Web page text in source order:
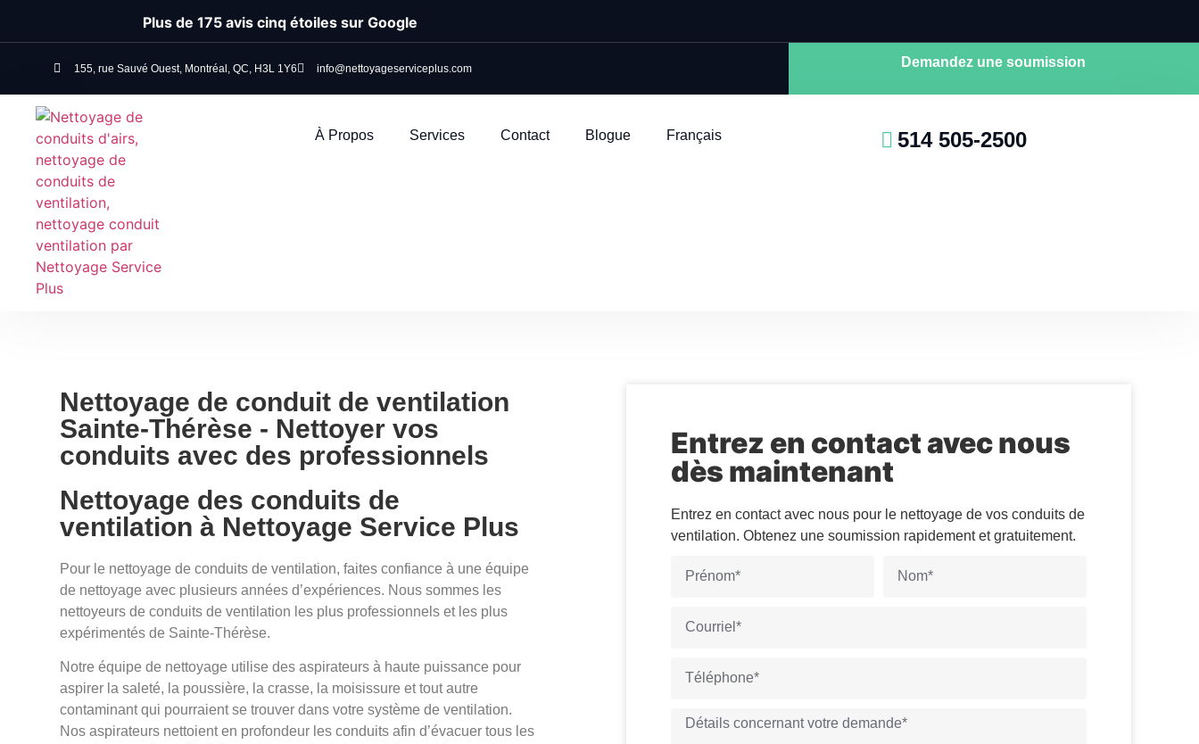
Plus de 175 avis cinq étoiles sur Google
155, rue Sauvé Ouest, Montréal, QC, H3L 1Y6 info@nettoyageserviceplus.com Demandez une soumission
À Propos Services Contact Blogue Français 514 505-2500
Nettoyage de conduit de ventilation
Sainte-Thérèse - Nettoyer vos
conduits avec des professionnels
Nettoyage des conduits de
ventilation à Nettoyage Service Plus
Pour le nettoyage de conduits de ventilation, faites confiance à une équipe
de nettoyage avec plusieurs années d’expériences. Nous sommes les
nettoyeurs de conduits de ventilation les plus professionnels et les plus
expérimentés de Sainte-Thérèse.
Notre équipe de nettoyage utilise des aspirateurs à haute puissance pour
aspirer la saleté, la poussière, la crasse, la moisissure et tout autre
contaminant qui pourraient se trouver dans votre système de ventilation.
Nos aspirateurs nettoient en profondeur les conduits afin d’évacuer tous les
Entrez en contact avec nous
dès maintenant
Entrez en contact avec nous pour le nettoyage de vos conduits de
ventilation. Obtenez une soumission rapidement et gratuitement.